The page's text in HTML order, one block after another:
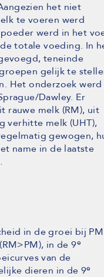
het niet
te voeren werd
werd in het
totale voeding. In
teneinde
gelijk te
Het onderzoek werd
Dawley. Er
rauwe melk (RM), uit
verhitte melk (UHT),
gewogen,
name in de laatste
in de groei bij PM
in de 9e
van de
dieren in de 9e